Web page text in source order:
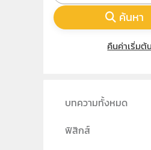
ค้นหา
คืนค่าเริ่มต้น
บทความทั้งหมด
ฟิสิกส์